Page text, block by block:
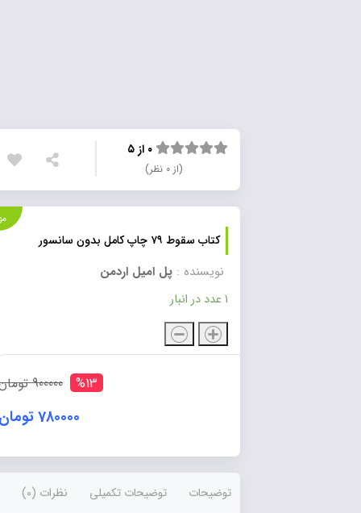
۰ از ۵
کتاب سقوط ۷۹ چاپ کامل بدون سانسور
موجود
نویسنده :پل امیل اردمن
کتاب
سقوط
900000 تومان
780000 تومان
توضیحات توضیحات تکمیلی نظرات (0)